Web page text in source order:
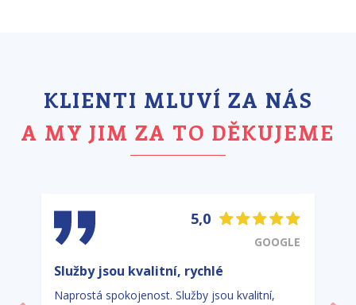
KLIENTI MLUVÍ ZA NÁS
A MY JIM ZA TO DĚKUJEME
5,0
GOOGLE
Služby jsou kvalitní, rychlé
Naprostá spokojenost. Služby jsou kvalitní,